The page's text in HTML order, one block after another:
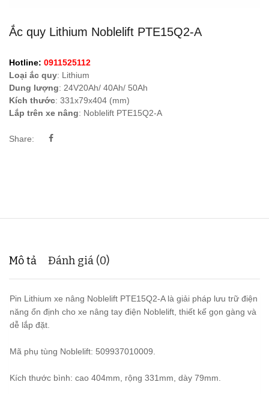
Ắc quy Lithium Noblelift PTE15Q2-A
Hotline: 0911525112
Loại ắc quy: Lithium
Dung lượng: 24V20Ah/ 40Ah/ 50Ah
Kích thước: 331x79x404 (mm)
Lắp trên xe nâng: Noblelift PTE15Q2-A
Share:
Mô tả Đánh giá (0)
Pin Lithium xe nâng Noblelift PTE15Q2-A là giải pháp lưu trữ điện
năng ổn định cho xe nâng tay điện Noblelift, thiết kế gọn gàng và
dễ lắp đặt.
Mã phụ tùng Noblelift: 509937010009.
Kích thước bình: cao 404mm, rộng 331mm, dày 79mm.